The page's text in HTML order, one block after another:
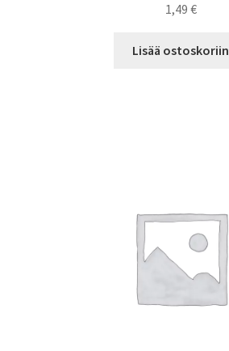
1,49 €
Lisää ostoskoriin